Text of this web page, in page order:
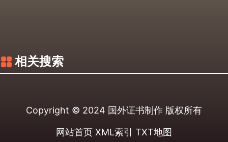
相关搜索
Copyright © 2024 国外证书制作 版权所有
网站首页 XML索引 TXT地图